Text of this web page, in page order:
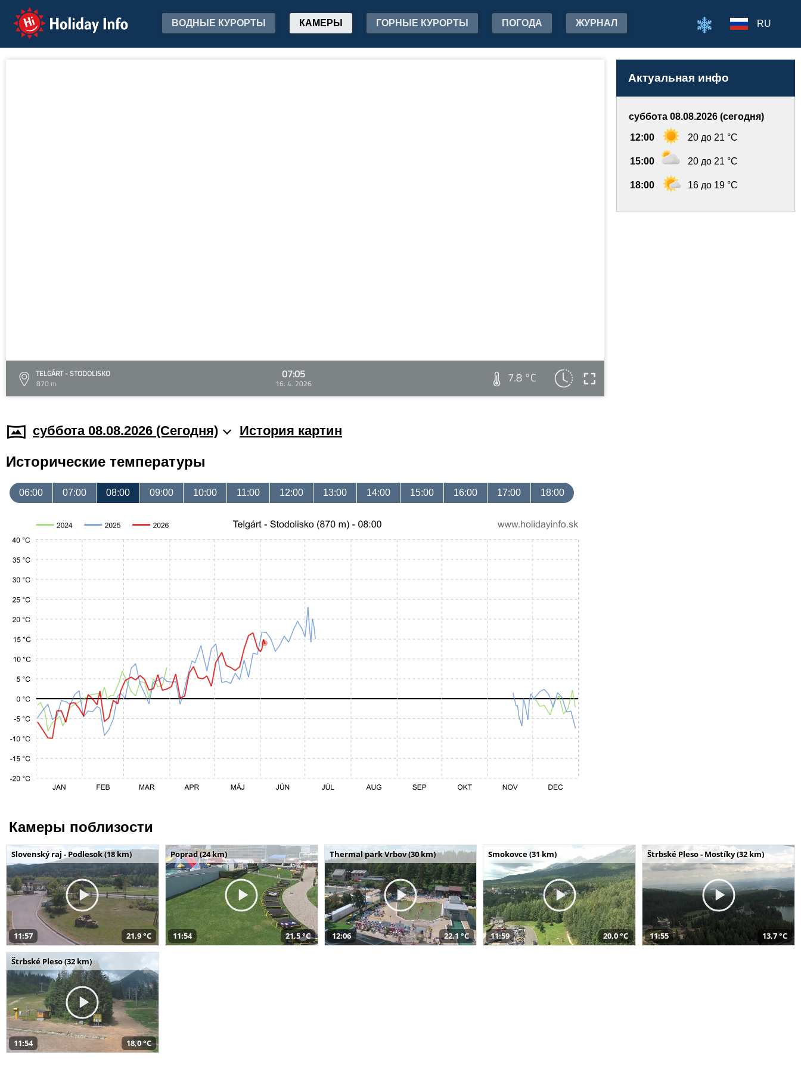
Holiday Info ВОДНЫЕ КУРОРТЫ КАМЕРЫ ГОРНЫЕ КУРОРТЫ ПОГОДА ЖУРНАЛ RU
TELGÁRT - STODOLISKO
870 m
07:05
16. 4. 2026 7.8 °C
Актуальная инфо
суббота 08.08.2026 (сегодня)
12:00 20 до 21 °C
15:00 20 до 21 °C
18:00 16 до 19 °C
суббота 08.08.2026 (Cегодня) История картин
Исторические температуры
06:00 07:00 08:00 09:00 10:00 11:00 12:00 13:00 14:00 15:00 16:00 17:00 18:00
Камеры поблизости
Slovenský raj - Podlesok (18 km)
11:57 21,9 °C
Poprad (24 km)
11:54 21,5 °C
Thermal park Vrbov (30 km)
12:06 22,1 °C
Smokovce (31 km)
11:59 20,0 °C
Štrbské Pleso - Mostíky (32 km)
11:55 13,7 °C
Štrbské Pleso (32 km)
11:54 18,0 °C